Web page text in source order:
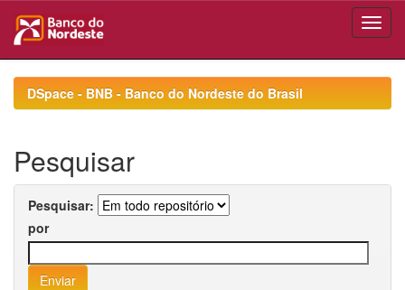
navigationDSpace - BNB - Banco do Nordeste do Brasil
Pesquisar
Pesquisar:
por